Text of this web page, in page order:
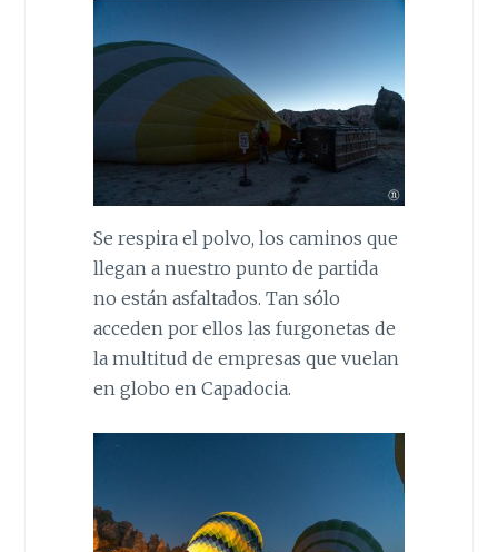
Se respira el polvo, los caminos que
llegan a nuestro punto de partida
no están asfaltados. Tan sólo
acceden por ellos las furgonetas de
la multitud de empresas que vuelan
en globo en Capadocia.